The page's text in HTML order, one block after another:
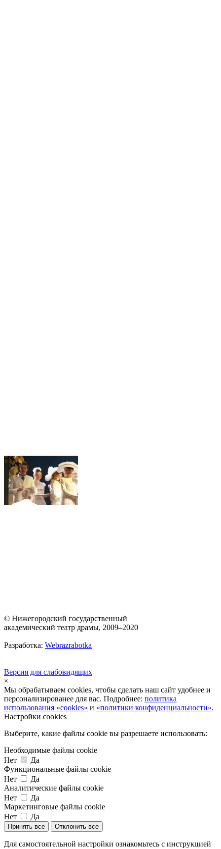
© Нижегородский государственный
академический театр драмы, 2009–2020
Разработка: Webrazrabotka
Версия для слабовидящих
×
Мы обрабатываем cookies, чтобы сделать наш сайт удобнее и
персонализированее для вас. Подробнее: политика
использования «cookies» и «политики конфиденциальности».
Настройки cookies
Выберите, какие файлы cookie вы разрешаете использовать:
Необходимые файлы cookie
Нет
Да
Функциональные файлы cookie
Нет
Да
Аналитические файлы cookie
Нет
Да
Маркетинговые файлы cookie
Нет
Да
Принять все Отклонить все
Для самостоятельной настройки ознакомьтесь с инструкцией